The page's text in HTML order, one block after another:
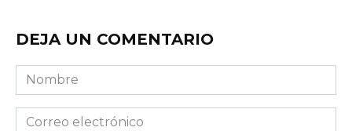
DEJA UN COMENTARIO
Nombre
Correo